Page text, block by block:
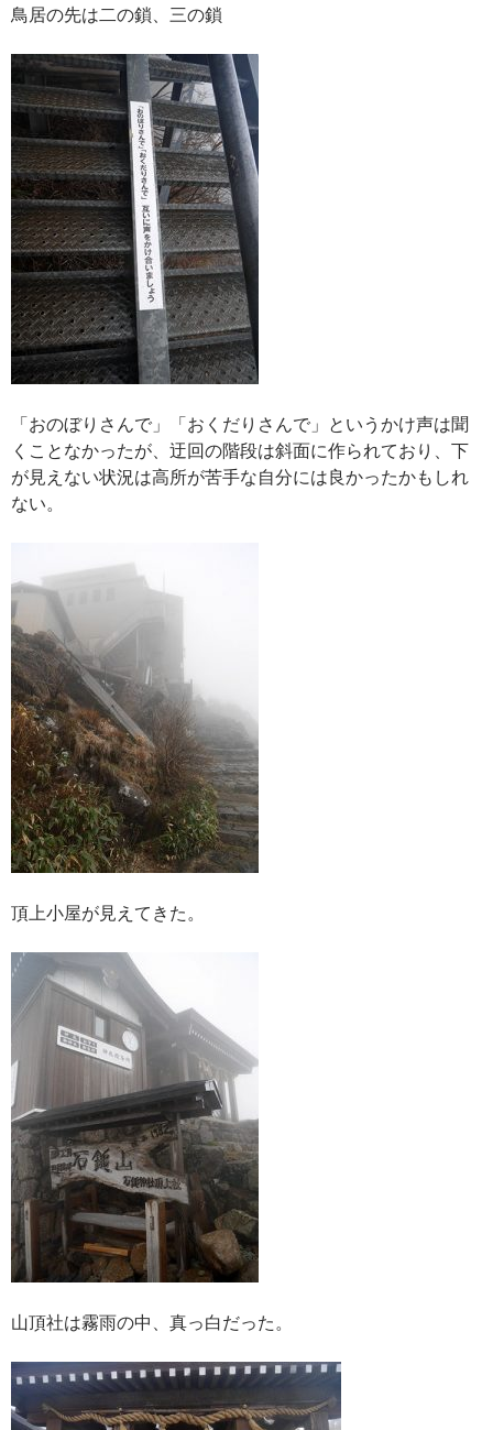
鳥居の先は二の鎖、三の鎖
「おのぼりさんで」「おくだりさんで」というかけ声は聞
くことなかったが、迂回の階段は斜面に作られており、下
が見えない状況は高所が苦手な自分には良かったかもしれ
ない。
頂上小屋が見えてきた。
山頂社は霧雨の中、真っ白だった。